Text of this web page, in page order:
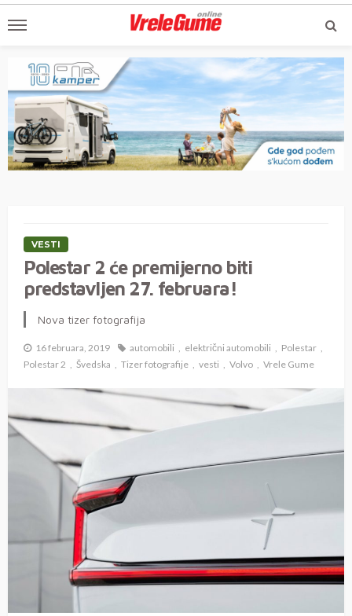
VESTI
Polestar 2 će premijerno biti
predstavljen 27. februara!
Nova tizer fotografija
16 februara, 2019 automobili električni automobili
Polestar
Polestar 2
Švedska Tizer fotografije vesti Volvo Vrele Gume